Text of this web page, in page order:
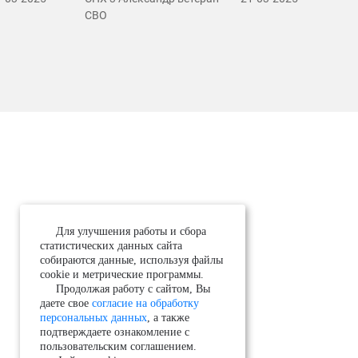
СВО
Для улучшения работы и сбора
статистических данных сайта
собираются данные, используя файлы
cookie и метрические программы.
Продолжая работу с сайтом, Вы
даете свое согласие на обработку
персональных данных, а также
подтверждаете ознакомление с
пользовательским соглашением.